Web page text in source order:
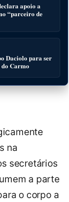
apoio a
“parceiro de
Daciolo para ser
Carmo
na
secretários
a parte
o corpo a